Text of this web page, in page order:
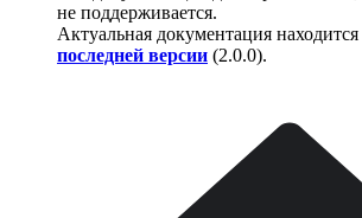
не поддерживается.
Актуальная документация
последней версии (2.0.0).